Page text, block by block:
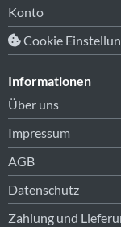
Konto
Cookie
Informationen
Über uns
Impressum
AGB
Datenschutz
Zahlung und